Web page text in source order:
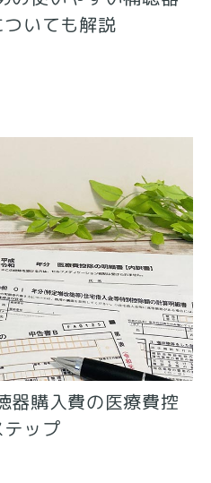
いても解説
器購入費の医療費控
ップ